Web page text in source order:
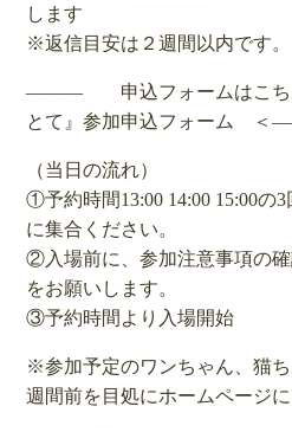
します
※返信目安は２週間以内です。
――― 申込フォームはこ
とて』参加申込フォーム
＜
（当日の流れ）
①予約時間13:00 14:00 15:00の
に集合ください。
②入場前に、参加注意事項の
をお願いします。
③予約時間より入場開始
※参加予定のワンちゃん、猫
週間前を目処にホームページ